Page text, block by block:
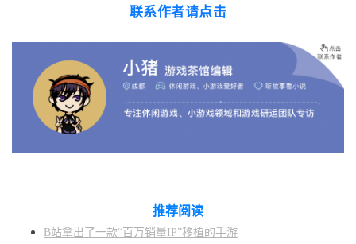
联系作者请点击
推荐阅读
B站拿出了一款“百万销量IP”移植的手游